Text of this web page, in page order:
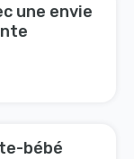
une envie
bébé